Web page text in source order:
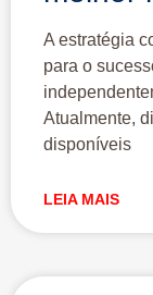
A estratégia
para o
Atualmente,
disponíveis
LEIA MAIS